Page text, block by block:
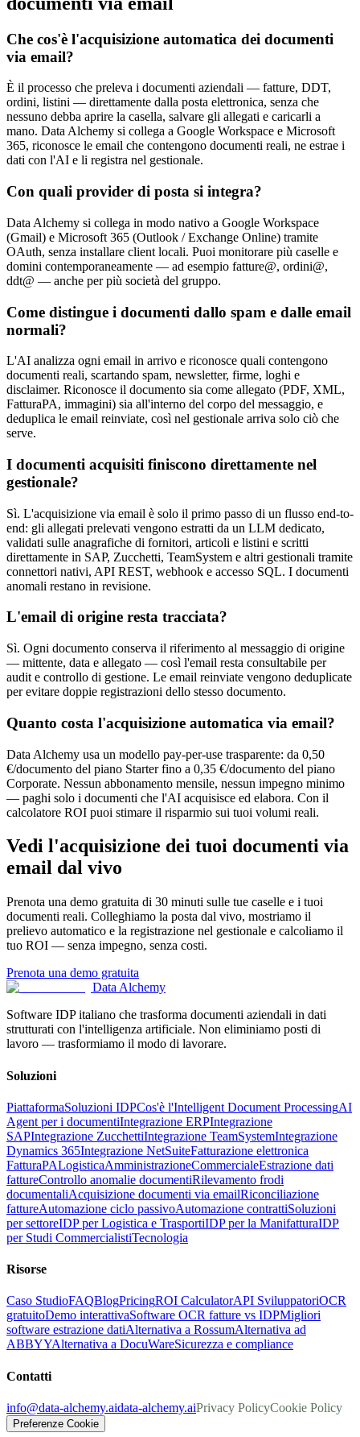
Che cos'è l'acquisizione automatica dei documenti
via email?
È il processo che preleva i documenti aziendali — fatture, DDT,
ordini, listini — direttamente dalla posta elettronica, senza che
nessuno debba aprire la casella, salvare gli allegati e caricarli a
mano. Data Alchemy si collega a Google Workspace e Microsoft
365, riconosce le email che contengono documenti reali, ne estrae i
dati con l'AI e li registra nel gestionale.
Con quali provider di posta si integra?
Data Alchemy si collega in modo nativo a Google Workspace
(Gmail) e Microsoft 365 (Outlook / Exchange Online) tramite
OAuth, senza installare client locali. Puoi monitorare più caselle e
domini contemporaneamente — ad esempio fatture@, ordini@,
ddt@ — anche per più società del gruppo.
Come distingue i documenti dallo spam e dalle email
normali?
L'AI analizza ogni email in arrivo e riconosce quali contengono
documenti reali, scartando spam, newsletter, firme, loghi e
disclaimer. Riconosce il documento sia come allegato (PDF, XML,
FatturaPA, immagini) sia all'interno del corpo del messaggio, e
deduplica le email reinviate, così nel gestionale arriva solo ciò che
serve.
I documenti acquisiti finiscono direttamente nel
gestionale?
Sì. L'acquisizione via email è solo il primo passo di un flusso end-to-
end: gli allegati prelevati vengono estratti da un LLM dedicato,
validati sulle anagrafiche di fornitori, articoli e listini e scritti
direttamente in SAP, Zucchetti, TeamSystem e altri gestionali tramite
connettori nativi, API REST, webhook e accesso SQL. I documenti
anomali restano in revisione.
L'email di origine resta tracciata?
Sì. Ogni documento conserva il riferimento al messaggio di origine
— mittente, data e allegato — così l'email resta consultabile per
audit e controllo di gestione. Le email reinviate vengono deduplicate
per evitare doppie registrazioni dello stesso documento.
Quanto costa l'acquisizione automatica via email?
Data Alchemy usa un modello pay-per-use trasparente: da 0,50
€/documento del piano Starter fino a 0,35 €/documento del piano
Corporate. Nessun abbonamento mensile, nessun impegno minimo
— paghi solo i documenti che l'AI acquisisce ed elabora. Con il
calcolatore ROI puoi stimare il risparmio sui tuoi volumi reali.
Vedi l'acquisizione dei tuoi documenti via
email dal vivo
Prenota una demo gratuita di 30 minuti sulle tue caselle e i tuoi
documenti reali. Colleghiamo la posta dal vivo, mostriamo il
prelievo automatico e la registrazione nel gestionale e calcoliamo il
tuo ROI — senza impegno, senza costi.
Prenota una demo gratuita
Data Alchemy
Software IDP italiano che trasforma documenti aziendali in dati
strutturati con l'intelligenza artificiale. Non eliminiamo posti di
lavoro — trasformiamo il modo di lavorare.
Soluzioni
PiattaformaSoluzioni IDPCos'è l'Intelligent Document ProcessingAI
Agent per i documentiIntegrazione ERPIntegrazione
SAPIntegrazione ZucchettiIntegrazione TeamSystemIntegrazione
Dynamics 365Integrazione NetSuiteFatturazione elettronica
FatturaPALogisticaAmministrazioneCommercialeEstrazione dati
fattureControllo anomalie documentiRilevamento frodi
documentaliAcquisizione documenti via emailRiconciliazione
fattureAutomazione ciclo passivoAutomazione contrattiSoluzioni
per settoreIDP per Logistica e TrasportiIDP per la ManifatturaIDP
per Studi CommercialistiTecnologia
Risorse
Caso StudioFAQBlogPricingROI CalculatorAPI SviluppatoriOCR
gratuitoDemo interattivaSoftware OCR fatture vs IDPMigliori
software estrazione datiAlternativa a RossumAlternativa ad
ABBYYAlternativa a DocuWareSicurezza e compliance
Contatti
info@data-alchemy.aidata-alchemy.aiPrivacy PolicyCookie Policy
Preferenze Cookie